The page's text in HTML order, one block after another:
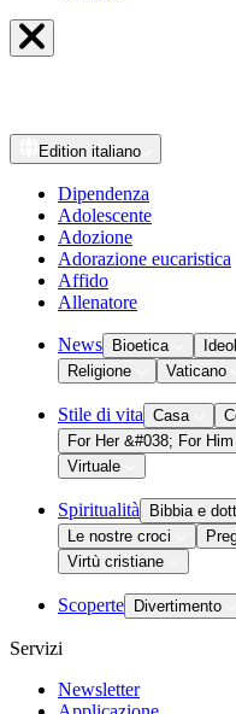
Edition italiano
Dipendenza
Adolescente
Adozione
Adorazione eucaristica
Affido
Allenatore
News Bioetica
Religione
Vaticano
Stile di vita Casa
For Her &#038; For Him
Virtuale
Spiritualità Bibbia e
Le nostre croci
Virtù cristiane
Scoperte Divertimento
Servizi
Newsletter